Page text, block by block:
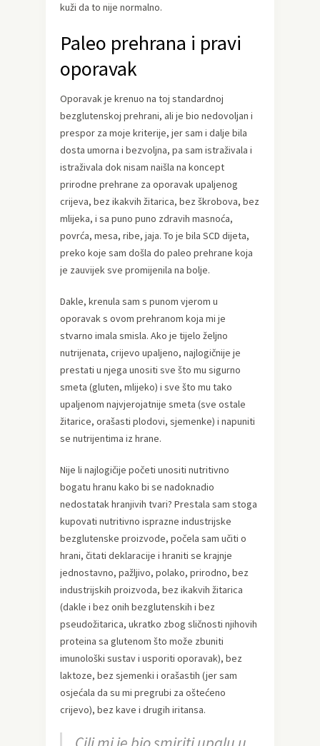
kuži da to nije normalno.
Paleo prehrana i pravi
oporavak
Oporavak je krenuo na toj standardnoj
bezglutenskoj prehrani, ali je bio nedovoljan i
prespor za moje kriterije, jer sam i dalje bila
dosta umorna i bezvoljna, pa sam istraživala i
istraživala dok nisam naišla na koncept
prirodne prehrane za oporavak upaljenog
crijeva, bez ikakvih žitarica, bez škrobova, bez
mlijeka, i sa puno puno zdravih masnoća,
povrća, mesa, ribe, jaja. To je bila SCD dijeta,
preko koje sam došla do paleo prehrane koja
je zauvijek sve promijenila na bolje.
Dakle, krenula sam s punom vjerom u
oporavak s ovom prehranom koja mi je
stvarno imala smisla. Ako je tijelo željno
nutrijenata, crijevo upaljeno, najlogičnije je
prestati u njega unositi sve što mu sigurno
smeta (gluten, mlijeko) i sve što mu tako
upaljenom najvjerojatnije smeta (sve ostale
žitarice, orašasti plodovi, sjemenke) i napuniti
se nutrijentima iz hrane.
Nije li najlogičije početi unositi nutritivno
bogatu hranu kako bi se nadoknadio
nedostatak hranjivih tvari? Prestala sam stoga
kupovati nutritivno isprazne industrijske
bezglutenske proizvode, počela sam učiti o
hrani, čitati deklaracije i hraniti se krajnje
jednostavno, pažljivo, polako, prirodno, bez
industrijskih proizvoda, bez ikakvih žitarica
(dakle i bez onih bezglutenskih i bez
pseudožitarica, ukratko zbog sličnosti njihovih
proteina sa glutenom što može zbuniti
imunološki sustav i usporiti oporavak), bez
laktoze, bez sjemenki i orašastih (jer sam
osjećala da su mi pregrubi za oštećeno
crijevo), bez kave i drugih iritansa.